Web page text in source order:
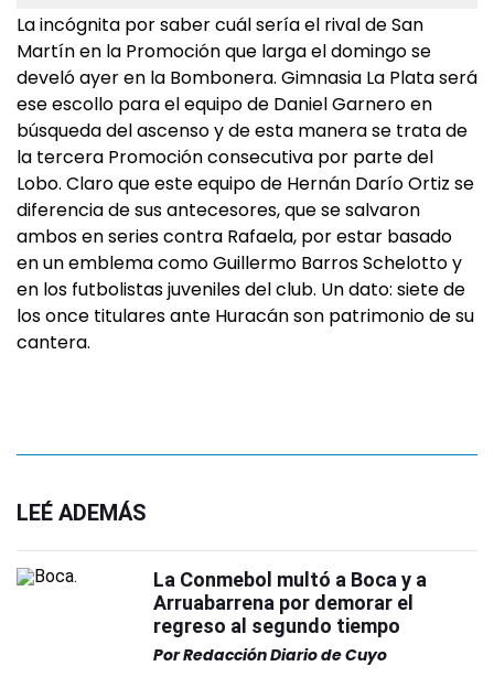
La incógnita por saber cuál sería el rival de San
Martín en la Promoción que larga el domingo se
develó ayer en la Bombonera. Gimnasia La Plata será
ese escollo para el equipo de Daniel Garnero en
búsqueda del ascenso y de esta manera se trata de
la tercera Promoción consecutiva por parte del
Lobo. Claro que este equipo de Hernán Darío Ortiz se
diferencia de sus antecesores, que se salvaron
ambos en series contra Rafaela, por estar basado
en un emblema como Guillermo Barros Schelotto y
en los futbolistas juveniles del club. Un dato: siete de
los once titulares ante Huracán son patrimonio de su
cantera.
LEÉ ADEMÁS
La Conmebol multó a Boca y a
Arruabarrena por demorar el
regreso al segundo tiempo
PorRedacción Diario de Cuyo